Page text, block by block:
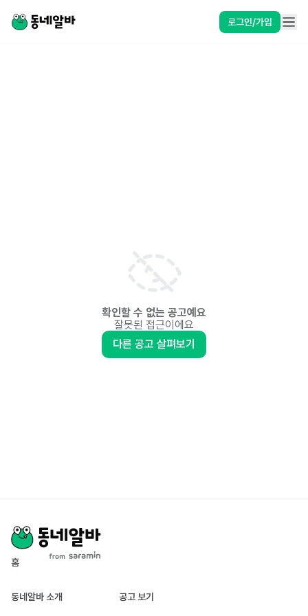
로그인/가입
확인할 수 없는 공고예요
잘못된 접근이에요
다른 공고 살펴보기
홈
동네알바 소개 공고 보기